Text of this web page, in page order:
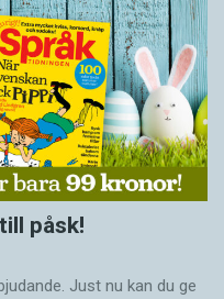
påsk!
Just nu kan du ge